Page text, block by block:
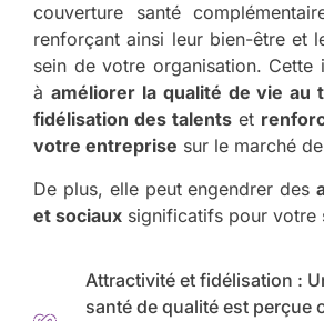
couverture santé
renforçant ainsi leur bien-être et
sein de votre organisation. Cette
à améliorer la qualité de vie au
fidélisation des talents et
votre entreprise sur le marché
De plus, elle peut engendrer des
et sociaux significatifs pour votre
Attractivité et fidélisation :
santé de qualité est perçue